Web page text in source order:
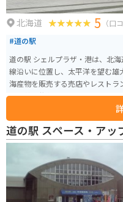
北海道 5 （口
#道の駅
道の駅 シェルプラザ・港は、北
線沿いに位置し、太平洋を望む雄大な景色が魅
海産物を販売する売店やレスト
に、苫小牧名物のホッキカレー
です。また、24時間営業のコン
ーリング中の休憩にも便利です。 バイクで訪れる場合、駐車場は広く、停め
やすいです。道の駅から太平洋沿
です。ただし、海風が強い場合が
には、樽前ガロー遺跡やウトナ
の駅 シェルプラザ・港は、北海
道の駅 スペース・アッ